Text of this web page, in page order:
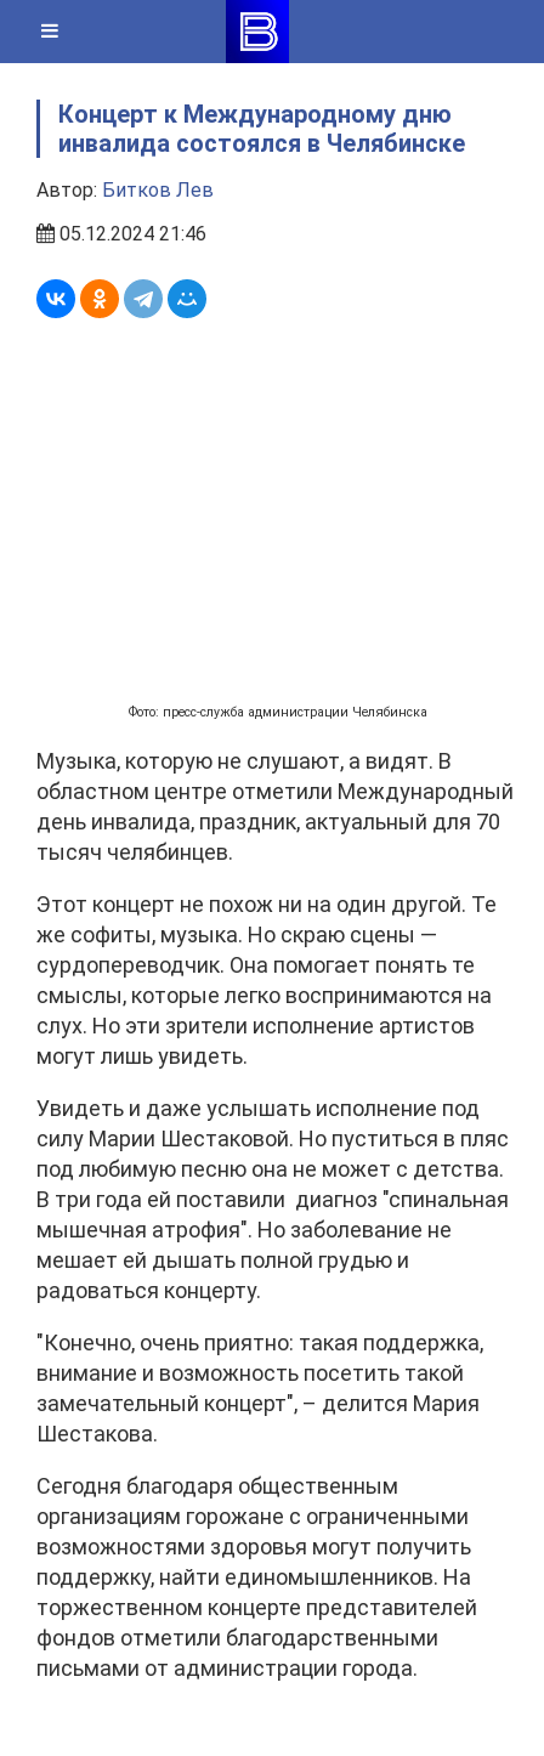
content
Концерт к Международному дню
инвалида состоялся в Челябинске
Автор: Битков Лев
05.12.2024 21:46
Фото: пресс-служба администрации Челябинска
Музыка, которую не слушают, а видят. В
областном центре отметили Международный
день инвалида, праздник, актуальный для 70
тысяч челябинцев.
Этот концерт не похож ни на один другой. Те
же софиты, музыка. Но скраю сцены —
сурдопереводчик. Она помогает понять те
смыслы, которые легко воспринимаются на
слух. Но эти зрители исполнение артистов
могут лишь увидеть.
Увидеть и даже услышать исполнение под
силу Марии Шестаковой. Но пуститься в пляс
под любимую песню она не может с детства.
В три года ей поставили диагноз "спинальная
мышечная атрофия". Но заболевание не
мешает ей дышать полной грудью и
радоваться концерту.
"Конечно, очень приятно: такая поддержка,
внимание и возможность посетить такой
замечательный концерт", – делится Мария
Шестакова.
Сегодня благодаря общественным
организациям горожане с ограниченными
возможностями здоровья могут получить
поддержку, найти единомышленников. На
торжественном концерте представителей
фондов отметили благодарственными
письмами от администрации города.